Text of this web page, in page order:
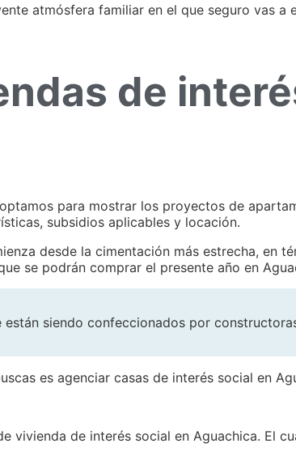
atmósfera familiar en el que seguro vas
de
para mostrar los proyectos de
subsidios aplicables y locación.
desde la cimentación más estrecha, en
se podrán comprar el presente año en
siendo confeccionados por
es agenciar casas de interés social en
vivienda de interés social en Aguachica. El